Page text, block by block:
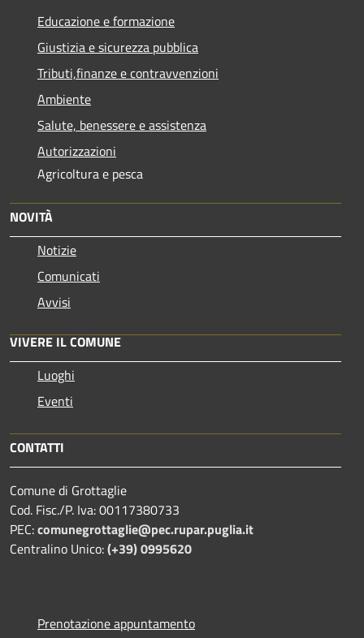
Educazione e formazione
Giustizia e sicurezza pubblica
Tributi,finanze e contravvenzioni
Ambiente
Salute, benessere e assistenza
Autorizzazioni
Agricoltura e pesca
NOVITÀ
Notizie
Comunicati
Avvisi
VIVERE IL COMUNE
Luoghi
Eventi
CONTATTI
Comune di Grottaglie
Cod. Fisc./P. Iva: 00117380733
PEC:comunegrottaglie@pec.rupar.puglia.it
Centralino Unico:(+39) 0995620
Prenotazione appuntamento